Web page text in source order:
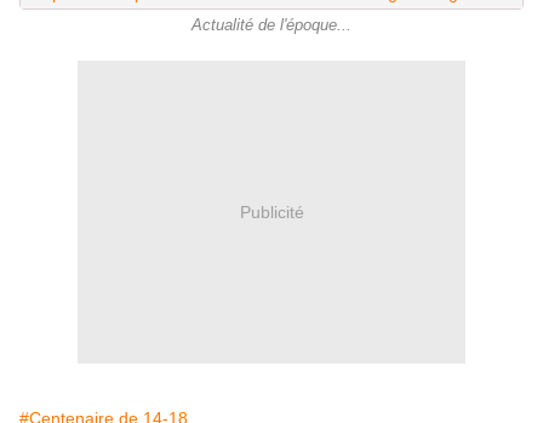
Actualité de l'époque...
Publicité
#Centenaire de 14-18